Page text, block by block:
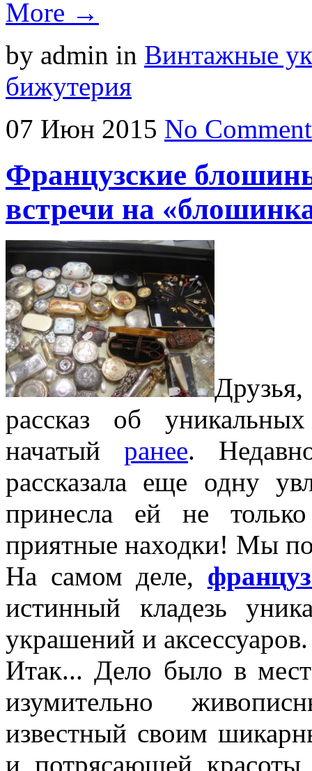
More →
by admin in Винтажные
бижутерия
07 Июн 2015 No
Французские
встречи на
рассказ об
начатый ранее.
рассказала еще одну
принесла ей не
приятные находки! Мы
На самом деле,
истинный кладезь
украшений и аксессуаров.
Итак... Дело было в
изумительно
известный своим
и потрясающей красоты